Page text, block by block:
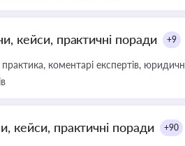
кейси, практичні поради +9
коментарі експертів,
кейси, практичні поради +90